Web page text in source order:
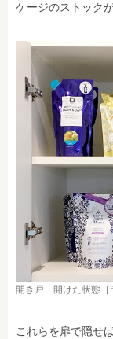
ケージのストック
開き戸 開けた状態［
これらを扉で隠せ